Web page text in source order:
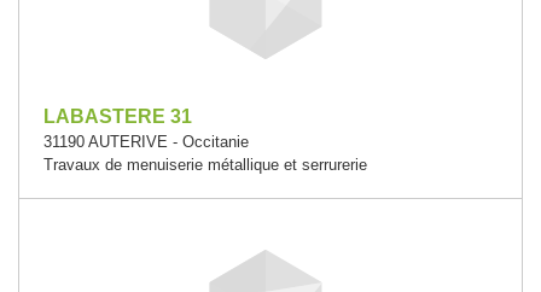
LABASTERE 31
31190 AUTERIVE - Occitanie
Travaux de menuiserie métallique et serrurerie